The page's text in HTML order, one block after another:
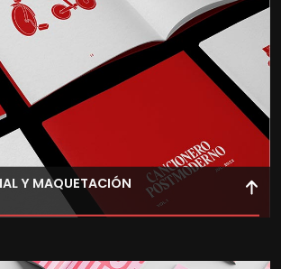
Y MAQUETACIÓN
y asegurando un acabado visual